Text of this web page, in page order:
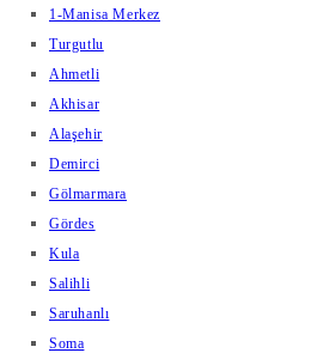
1-Manisa Merkez
Turgutlu
Ahmetli
Akhisar
Alaşehir
Demirci
Gölmarmara
Gördes
Kula
Salihli
Saruhanlı
Soma